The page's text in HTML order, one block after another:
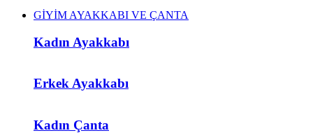
GİYİM AYAKKABI VE ÇANTA
Kadın Ayakkabı
Erkek Ayakkabı
Kadın Çanta